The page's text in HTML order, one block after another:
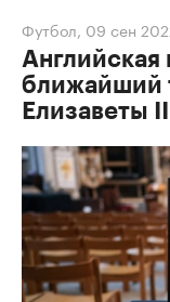
Футбол, 09 сен
Английская
ближайший
Елизаветы II